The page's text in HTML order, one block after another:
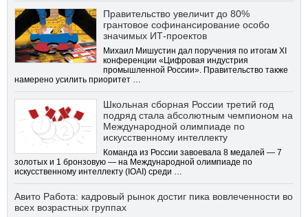
Правительство увеличит до 80%
грантовое софинансирование особо
значимых ИТ-проектов
Михаил Мишустин дал поручения по итогам XI
конференции «Цифровая индустрия
промышленной России». Правительство также
намерено усилить приоритет …
Школьная сборная России третий год
подряд стала абсолютным чемпионом на
Международной олимпиаде по
искусственному интеллекту
Команда из России завоевала 8 медалей — 7
золотых и 1 бронзовую — на Международной олимпиаде по
искусственному интеллекту (IOAI) среди …
Авито Работа: кадровый рынок достиг пика вовлеченности во
всех возрастных группах